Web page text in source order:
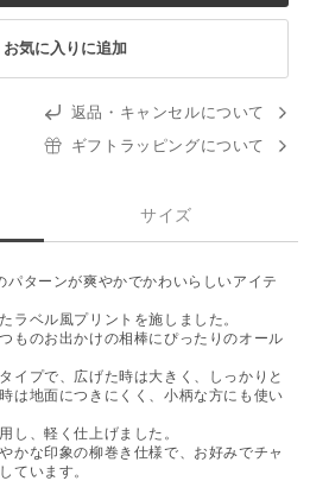
お気に入りに追加
返品・キャンセルについて
ギフトラッピングについて
サイズ
ターンが爽やかでかわいらしいアイテ
ラベル風プリントを施しました。
ものお出かけの相棒にぴったりのオール
イプで、広げた時は大きく、しっかりと
は地面につきにくく、小柄な方にも使い
し、軽く仕上げました。
かな印象の柳巻き仕様で、お好みでチャ
ています。